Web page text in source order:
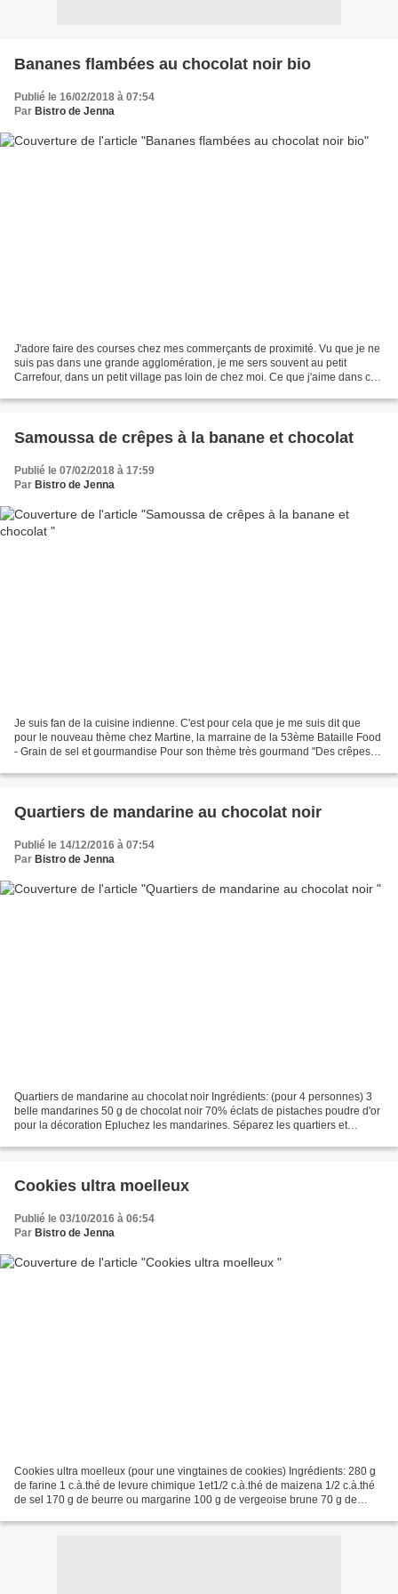
Bananes flambées au chocolat noir bio
Publié le 16/02/2018 à 07:54
Par Bistro de Jenna
J'adore faire des courses chez mes commerçants de proximité. Vu que je ne
suis pas dans une grande agglomération, je me sers souvent au petit
Carrefour, dans un petit village pas loin de chez moi. Ce que j'aime dans ce
Samoussa de crêpes à la banane et chocolat
Publié le 07/02/2018 à 17:59
Par Bistro de Jenna
Je suis fan de la cuisine indienne. C'est pour cela que je me suis dit que
pour le nouveau thème chez Martine, la marraine de la 53ème Bataille Food
- Grain de sel et gourmandise Pour son thème très gourmand "Des crêpes
Quartiers de mandarine au chocolat noir
Publié le 14/12/2016 à 07:54
Par Bistro de Jenna
Quartiers de mandarine au chocolat noir Ingrédients: (pour 4 personnes) 3
belle mandarines 50 g de chocolat noir 70% éclats de pistaches poudre d'or
pour la décoration Epluchez les mandarines. Séparez les quartiers et
Cookies ultra moelleux
Publié le 03/10/2016 à 06:54
Par Bistro de Jenna
Cookies ultra moelleux (pour une vingtaines de cookies) Ingrédients: 280 g
de farine 1 c.à.thé de levure chimique 1et1/2 c.à.thé de maizena 1/2 c.à.thé
de sel 170 g de beurre ou margarine 100 g de vergeoise brune 70 g de